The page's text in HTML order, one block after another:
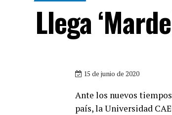
Llega
15 de junio de 2020
Ante los nuevos
país, la Universidad